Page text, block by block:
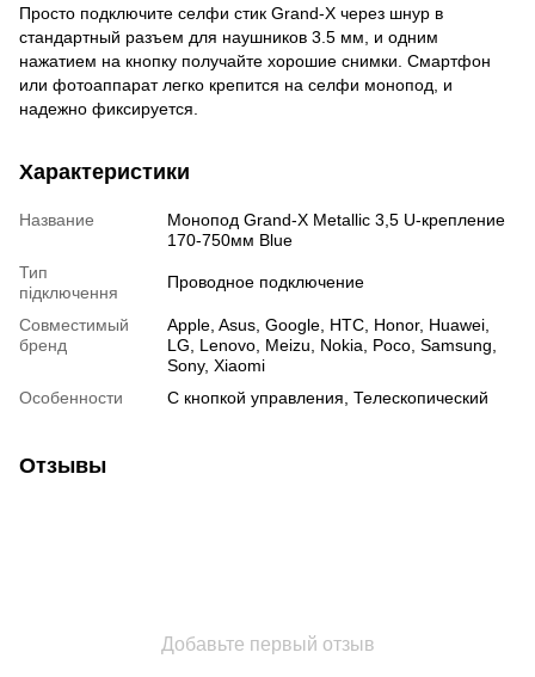
Просто подключите селфи стик Grand-X через шнур в
стандартный разъем для наушников 3.5 мм, и одним
нажатием на кнопку получайте хорошие снимки. Смартфон
или фотоаппарат легко крепится на селфи монопод, и
надежно фиксируется.
Характеристики
Название
Монопод Grand-X Metallic 3,5 U-крепление
170-750мм Blue
Тип
підключення
Проводное подключение
Совместимый
бренд
Apple, Asus, Google, HTC, Honor, Huawei,
LG, Lenovo, Meizu, Nokia, Poco, Samsung,
Sony, Xiaomi
Особенности
С кнопкой управления, Телескопический
Отзывы
Добавьте первый отзыв